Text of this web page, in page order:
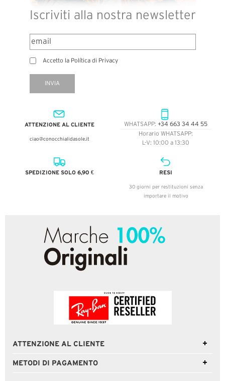
Iscriviti alla nostra newsletter
Accetto la Política di Privacy
INVIA
ATTENZIONE AL CLIENTE
ciao@conocchialidasole.it
WHATSAPP: +34 663 34 44 55
Horario WHATSAPP:
L-V: 10:00 a 13:30
SPEDIZIONE SOLO 6,90 € RESI
30 giorni per restituzioni senza
importare il motivo
ATTENZIONE AL CLIENTE
METODI DI PAGAMENTO